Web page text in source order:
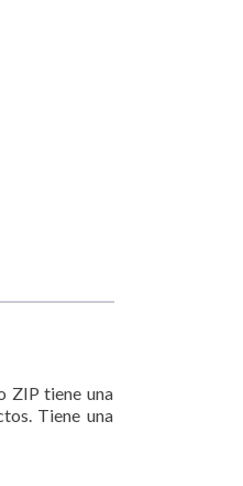
ZIP tiene una
Tiene una